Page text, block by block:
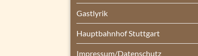
Gastlyrik
Hauptbahnhof Stuttgart
Impressum/Datenschutz